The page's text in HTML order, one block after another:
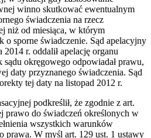
winno skutkować ewentualnym
świadczenia na rzecz
niż od miesiąca, w którym
o sporne świadczenie. Sąd apelacyjny
r. oddalił apelację organu
okręgowego odpowiadał prawu,
daty przyznanego świadczenia. Sąd
tej daty na listopad 2012 r.
podkreślił, że zgodnie z art.
prawo do świadczeń określonych w
wszystkich warunków
prawa. W myśl art. 129 ust. 1 ustawy